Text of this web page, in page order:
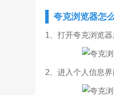
夸克浏览器怎
1、打开夸克浏览
2、进入个人信息界